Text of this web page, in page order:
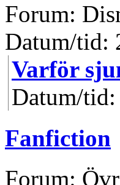
Forum:
Datum/tid:
Varför
Datum/
Fanfiction
Forum: